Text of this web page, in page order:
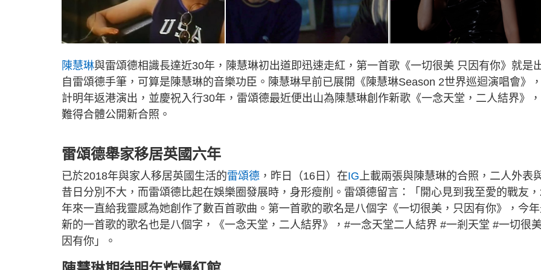
陳慧琳與雷頌德相識長達近30年，陳慧琳初出道即迅速走紅，第一首歌《一切很美 只因有你》就是
自雷頌德手筆，可算是陳慧琳的音樂功臣。陳慧琳早前已展開《陳慧琳Season 2世界巡迴演唱會》
計明年返港演出，並慶祝入行30年，雷頌德最近便出山為陳慧琳創作新歌《一念天堂，二人結界》
難得合體公開新合照。
雷頌德舉家移居英國六年
已於2018年與家人移居英國生活的雷頌德 ，昨日（16日）在IG 上載兩張與陳慧琳的合照，二人外表
昔日分別不大，而雷頌德比起在娛樂圈發展時，身形瘦削。雷頌德留言：「開心見到我至愛的戰友
年來一直給我靈感為她創作了數百首歌曲。第一首歌的歌名是八個字《一切很美，只因有你》，今
新的一首歌的歌名也是八個字，《一念天堂，二人結界》，#一念天堂二人結界 #一剎天堂 #一切很
因有你」。